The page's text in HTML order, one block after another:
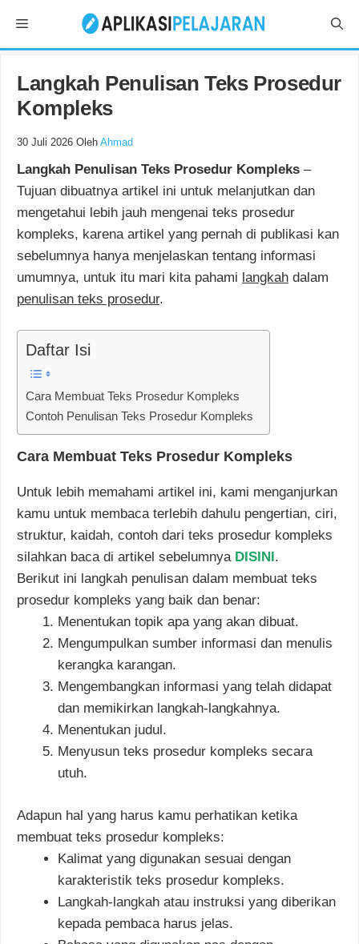
isi
Menu
Langkah Penulisan Teks Prosedur
Kompleks
30 Juli 2026 Oleh Ahmad
Langkah Penulisan Teks Prosedur Kompleks –
Tujuan dibuatnya artikel ini untuk melanjutkan dan
mengetahui lebih jauh mengenai teks prosedur
kompleks, karena artikel yang pernah di publikasi kan
sebelumnya hanya menjelaskan tentang informasi
umumnya, untuk itu mari kita pahami langkah dalam
penulisan teks prosedur.
Daftar Isi
Cara Membuat Teks Prosedur Kompleks
Contoh Penulisan Teks Prosedur Kompleks
Cara Membuat Teks Prosedur Kompleks
Untuk lebih memahami artikel ini, kami menganjurkan
kamu untuk membaca terlebih dahulu pengertian, ciri,
struktur, kaidah, contoh dari teks prosedur kompleks
silahkan baca di artikel sebelumnya DISINI.
Berikut ini langkah penulisan dalam membuat teks
prosedur kompleks yang baik dan benar:
Menentukan topik apa yang akan dibuat.
Mengumpulkan sumber informasi dan menulis
kerangka karangan.
Mengembangkan informasi yang telah didapat
dan memikirkan langkah-langkahnya.
Menentukan judul.
Menyusun teks prosedur kompleks secara
utuh.
Adapun hal yang harus kamu perhatikan ketika
membuat teks prosedur kompleks:
Kalimat yang digunakan sesuai dengan
karakteristik teks prosedur kompleks.
Langkah-langkah atau instruksi yang diberikan
kepada pembaca harus jelas.